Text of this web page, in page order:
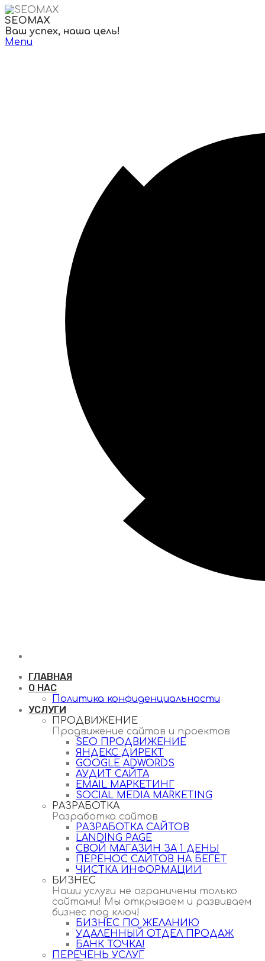
Skip
to
content
SEOMAX
Ваш успех, наша цель!
Menu
ГЛАВНАЯ
О НАС
Политика конфиденциальности
УСЛУГИ
ПРОДВИЖЕНИЕ
Продвижение сайтов и проектов
SEO ПРОДВИЖЕНИЕ
ЯНДЕКС ДИРЕКТ
GOOGLE ADWORDS
АУДИТ САЙТА
EMAIL МАРКЕТИНГ
SOCIAL MEDIA MARKETING
РАЗРАБОТКА
Разработка сайтов
РАЗРАБОТКА САЙТОВ
LANDING PAGE
СВОЙ МАГАЗИН ЗА 1 ДЕНЬ!
ПЕРЕНОС САЙТОВ НА БЕГЕТ
ЧИСТКА ИНФОРМАЦИИ
БИЗНЕС
Наши услуги не ограничены только
сайтами! Мы открываем и развиваем
бизнес под ключ!
БИЗНЕС ПО ЖЕЛАНИЮ
УДАЛЕННЫЙ ОТДЕЛ ПРОДАЖ
БАНК ТОЧКА!
ПЕРЕЧЕНЬ УСЛУГ